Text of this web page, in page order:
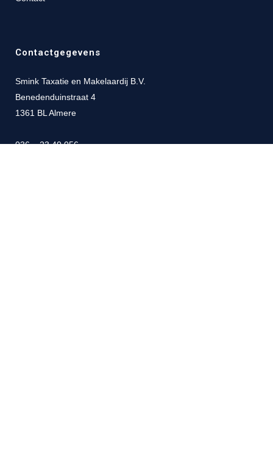
Contactgegevens
Smink Taxatie en Makelaardij B.V.
Benedenduinstraat 4
1361 BL Almere
036 – 23 40 056